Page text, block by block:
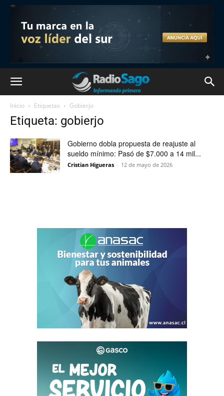
Inicio Etiquetas Gobierjo
Etiqueta: gobierjo
Gobierno dobla propuesta de reajuste al
sueldo mínimo: Pasó de $7.000 a 14 mil...
Cristian Higueras - 12 de mayo de 2026